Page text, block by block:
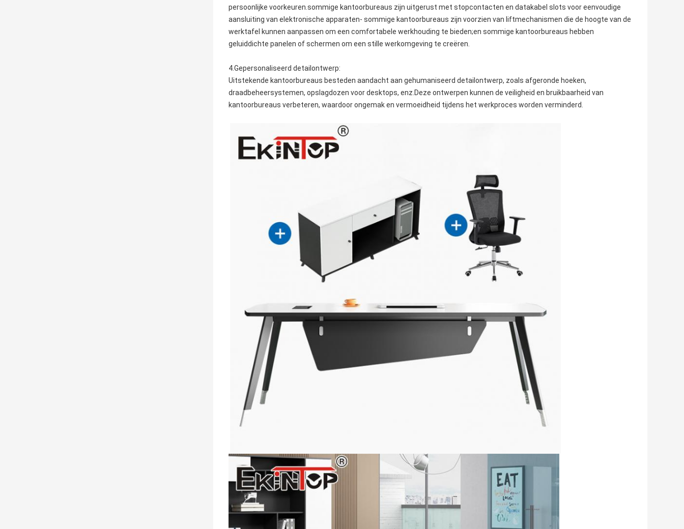
persoonlijke voorkeuren.sommige kantoorbureaus zijn uitgerust met stopcontacten en datakabel slots voor eenvoudige
aansluiting van elektronische apparaten- sommige kantoorbureaus zijn voorzien van liftmechanismen die de hoogte van de
werktafel kunnen aanpassen om een comfortabele werkhouding te bieden;en sommige kantoorbureaus hebben
geluiddichte panelen of schermen om een stille werkomgeving te creëren.
4.Gepersonaliseerd detailontwerp:
Uitstekende kantoorbureaus besteden aandacht aan gehumaniseerd detailontwerp, zoals afgeronde hoeken,
draadbeheersystemen, opslagdozen voor desktops, enz.Deze ontwerpen kunnen de veiligheid en bruikbaarheid van
kantoorbureaus verbeteren, waardoor ongemak en vermoeidheid tijdens het werkproces worden verminderd.